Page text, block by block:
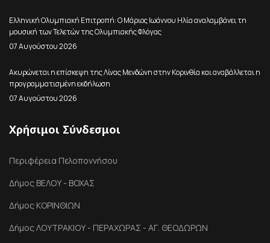
Ελληνική Ολυμπιακή Επιτροπή: Ο Μάριος Ιωάννου Ηλία αναλαμβάνει τη
μουσική των Τελετών της Ολυμπιακής Φλόγας
07 Αυγούστου 2026
Ακυρώνεται η επίσκεψη της Λίνας Μενδώνη στην Κορινθία και αναβάλλεται η
προγραμματισμένη εκδήλωση
07 Αυγούστου 2026
Χρήσιμοι Σύνδεσμοι
Περιφέρεια Πελοποννήσου
Δήμος ΒΕΛΟΥ - ΒΟΧΑΣ
Δήμος ΚΟΡΙΝΘΙΩΝ
Δήμος ΛΟΥΤΡΑΚΙΟΥ - ΠΕΡΑΧΩΡΑΣ - ΑΓ. ΘΕΟΔΩΡΩΝ